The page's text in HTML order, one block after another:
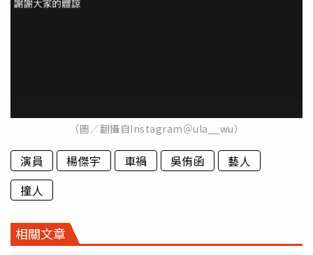
（圖／翻攝自Instagram＠ula__wu）
演員 楊傑宇 車禍 吳侑函
藝人
撞人
相關文章